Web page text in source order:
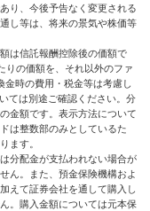
り、今後予告なく変更される
し等は、将来の景気や株価等
は信託報酬控除後の価額で
りの価額を、それ以外のファ
金時の費用・税金等は考慮し
ては別途ご確認ください。分
金額です。表示方法について
は整数部のみとしているた
ます。
分配金が支払われない場合が
ん。また、預金保険機構およ
えて証券会社を通して購入し
。購入金額については元本保